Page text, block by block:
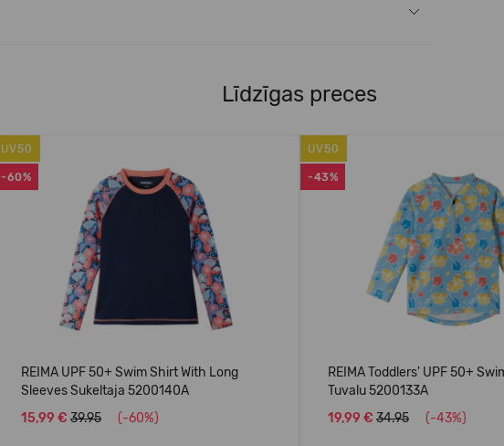
Līdzīgas preces
-60%
UV50
REIMA UPF 50+ Swim Shirt With Long
Sleeves Sukeltaja 5200140A
15,99 € 39.95 (-60%)
-43%
UV50
REIMA Toddlers' UPF 50+
Tuvalu 5200133A
19,99 € 34.95 (-43%)